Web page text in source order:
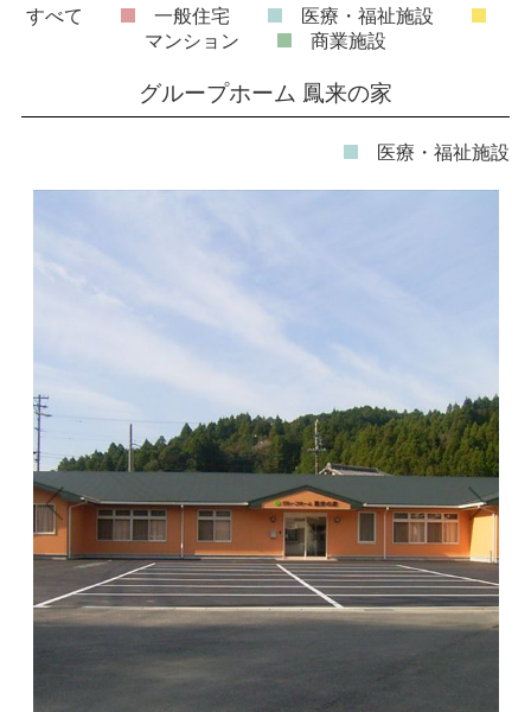
すべて 一般住宅
医療・福祉施設
マンション
商業施設
グループホーム 鳳来の家
医療・福祉施設